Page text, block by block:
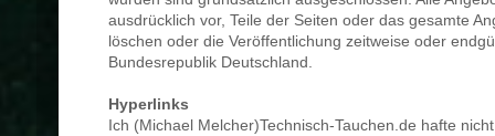
ausdrücklich vor, Teile der Seiten oder das gesamte
löschen oder die Veröffentlichung zeitweise oder
Bundesrepublik Deutschland.
Hyperlinks
Ich (Michael Melcher)Technisch-Tauchen.de hafte